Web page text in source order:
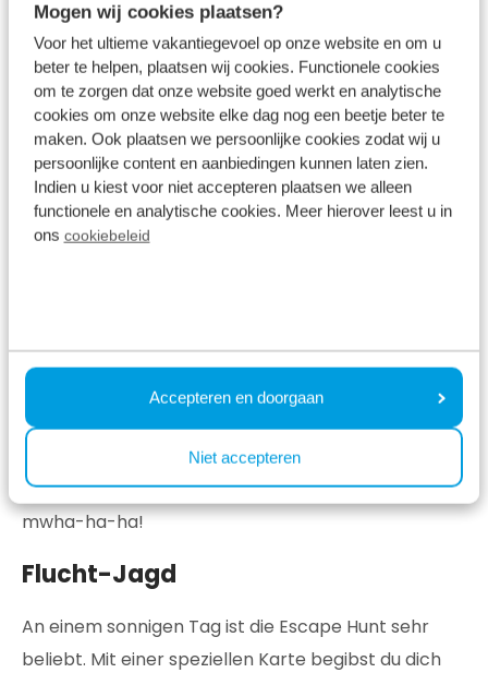
Mogen wij cookies plaatsen?
Voor het ultieme vakantiegevoel op onze website en om u
beter te helpen, plaatsen wij cookies. Functionele cookies
om te zorgen dat onze website goed werkt en analytische
cookies om onze website elke dag nog een beetje beter te
maken. Ook plaatsen we persoonlijke cookies zodat wij u
persoonlijke content en aanbiedingen kunnen laten zien.
Indien u kiest voor niet accepteren plaatsen we alleen
functionele en analytische cookies. Meer hierover leest u in
ons cookiebeleid
Accepteren en doorgaan
Niet accepteren
19,95 € - Erhältlich an der Rezeption
Verwandeln Sie Ihr Ferienhaus in einen Escape
Room! Sorge dafür, dass du alle Rätsel, Codes und
versteckten Hinweise innerhalb des Zeitlimits
knackst. Die Rätsel sind in Kisten und Tresoren
versteckt. Natürlich hinter Schloss und Riegel. Hast
du alle Kisten und Tresore geknackt? Dann gib den
Personen) geeignet und kann an der Rezeption des
Ferienparks gemietet werden. Bringen Sie die Box
an einem regnerischen Tag in Ihr Ferienhaus, ziehen
Sie die Vorhänge zu und zünden Sie die Kerzen an.
Und schon kann das schaurige Spiel beginnen...
mwha-ha-ha!
Flucht-Jagd
An einem sonnigen Tag ist die Escape Hunt sehr
beliebt. Mit einer speziellen Karte begibst du dich